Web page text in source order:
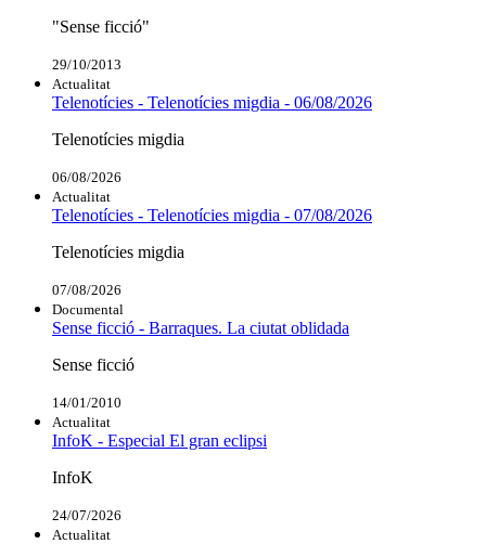
"Sense ficció"
29/10/2013
Actualitat
Telenotícies - Telenotícies migdia - 06/08/2026
Telenotícies migdia
06/08/2026
Actualitat
Telenotícies - Telenotícies migdia - 07/08/2026
Telenotícies migdia
07/08/2026
Documental
Sense ficció - Barraques. La ciutat oblidada
Sense ficció
14/01/2010
Actualitat
InfoK - Especial El gran eclipsi
InfoK
24/07/2026
Actualitat